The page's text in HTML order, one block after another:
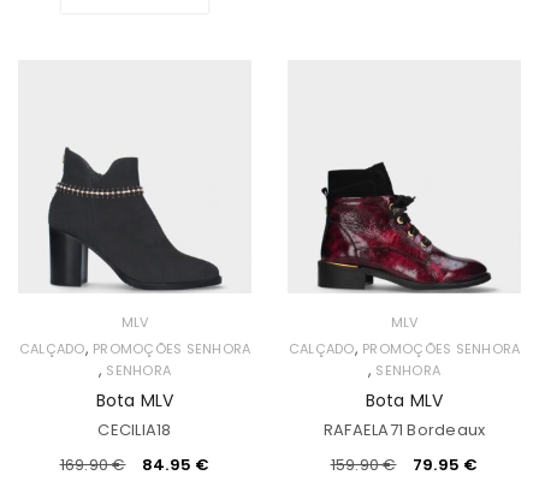
MLV
CALÇADO, PROMOÇÕES SENHORA
, SENHORA
Bota MLV
CECILIA18
169.90€ 84.95 €
MLV
CALÇADO, PROMOÇÕES SENHORA
, SENHORA
Bota MLV
RAFAELA71 Bordeaux
159.90€ 79.95 €